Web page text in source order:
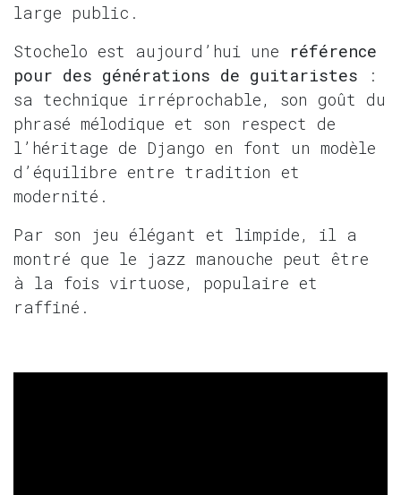
large public.
Stochelo est aujourd’hui une
référence
pour des générations de guitaristes :
sa technique irréprochable, son goût du
phrasé mélodique et son respect de
l’héritage de Django en font un modèle
d’équilibre entre tradition et
modernité.
Par son jeu élégant et limpide, il a
montré que le jazz manouche peut être
à la fois virtuose, populaire et
raffiné.